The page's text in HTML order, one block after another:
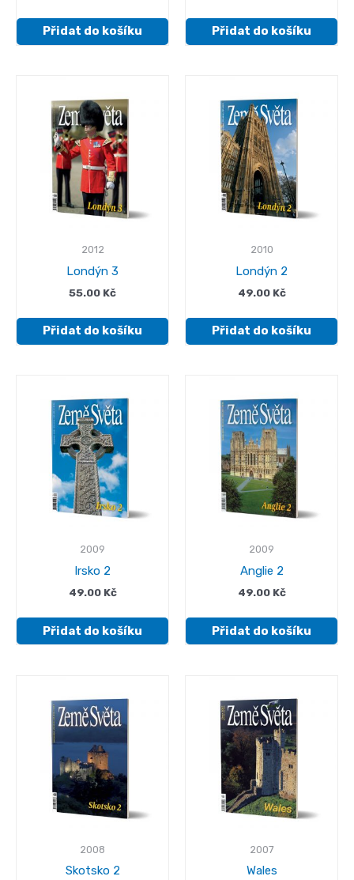
Přidat do košíku Přidat do košíku
2012
Londýn 3
55.00 Kč
Přidat do košíku
2010
Londýn 2
49.00 Kč
Přidat do košíku
2009
Irsko 2
49.00 Kč
Přidat do košíku
2009
Anglie 2
49.00 Kč
Přidat do košíku
2008
Skotsko 2
2007
Wales